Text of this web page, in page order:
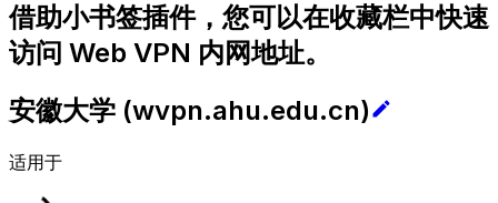
借助小书签插件，您可以在收藏栏中快速
访问 Web VPN 内网地址。
安徽大学 (wvpn.ahu.edu.cn)
适用于